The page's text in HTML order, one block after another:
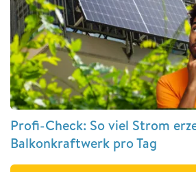
Profi-Check: So viel Strom
Balkonkraftwerk pro Tag